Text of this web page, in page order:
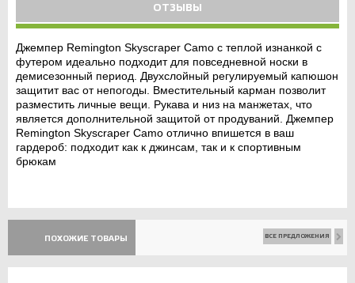
ОТЗЫВЫ
Джемпер Remington Skyscraper Camo с теплой изнанкой с
футером идеально подходит для повседневной носки в
демисезонный период. Двухслойный регулируемый капюшон
защитит вас от непогоды. Вместительный карман позволит
разместить личные вещи. Рукава и низ на манжетах, что
является дополнительной защитой от продуваний. Джемпер
Remington Skyscraper Camo отлично впишется в ваш
гардероб: подходит как к джинсам, так и к спортивным
брюкам
ПОХОЖИЕ ТОВАРЫ ВСЕ ПРЕДЛОЖЕНИЯ